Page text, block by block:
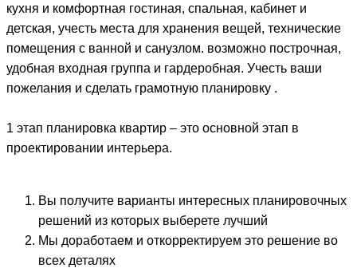
кухня и комфортная гостиная, спальная, кабинет и
детская, учесть места для хранения вещей, технические
помещения с ванной и санузлом. возможно построчная,
удобная входная группа и гардеробная. Учесть ваши
пожелания и сделать грамотную планировку .
1 этап планировка квартир – это основной этап в
проектировании интерьера.
Вы получите варианты интересных планировочных
решений из которых выберете лучший
Мы доработаем и откорректируем это решение во
всех деталях